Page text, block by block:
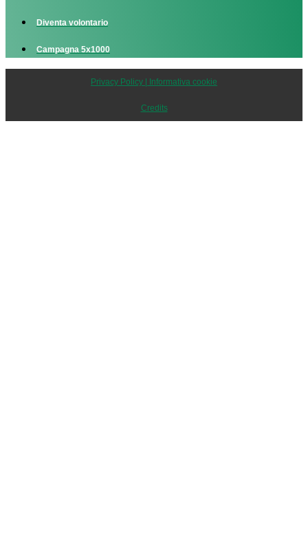
Diventa volontario
Campagna 5x1000
Privacy Policy | Informativa cookie
Credits